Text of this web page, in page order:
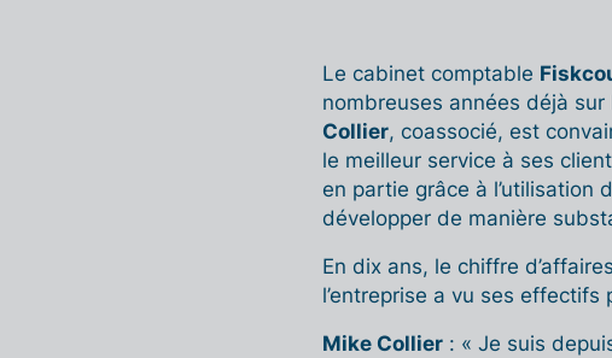
Le cabinet comptable
nombreuses années déjà
Collier, coassocié, est
le meilleur service à ses
en partie grâce à l’utilisation
développer de manière
En dix ans, le chiffre
l’entreprise a vu ses effectifs
Mike Collier : « Je suis